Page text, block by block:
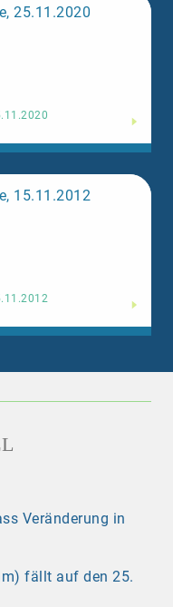
25.11.2020
15.11.2012
Veränderung in
fällt auf den 25.